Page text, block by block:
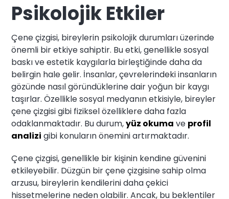
Psikolojik Etkiler
Çene çizgisi, bireylerin psikolojik durumları üzerinde
önemli bir etkiye sahiptir. Bu etki, genellikle sosyal
baskı ve estetik kaygılarla birleştiğinde daha da
belirgin hale gelir. İnsanlar, çevrelerindeki insanların
gözünde nasıl göründüklerine dair yoğun bir kaygı
taşırlar. Özellikle sosyal medyanın etkisiyle, bireyler
çene çizgisi gibi fiziksel özelliklere daha fazla
odaklanmaktadır. Bu durum,yüz okuma ve profil
analizi gibi konuların önemini artırmaktadır.
Çene çizgisi, genellikle bir kişinin kendine güvenini
etkileyebilir. Düzgün bir çene çizgisine sahip olma
arzusu, bireylerin kendilerini daha çekici
hissetmelerine neden olabilir. Ancak, bu beklentiler